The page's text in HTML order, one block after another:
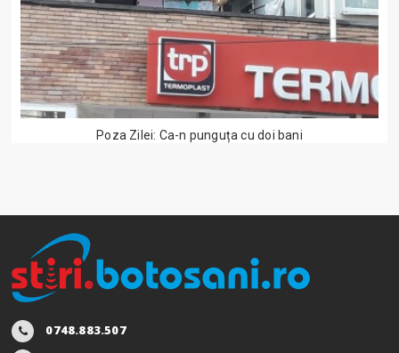
Poza Zilei: Ca-n punguța cu doi bani
0748.883.507